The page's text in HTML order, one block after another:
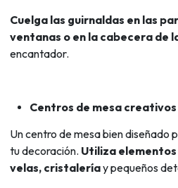
Cuelga las guirnaldas en las
ventanas o en la cabecera de
encantador.
Centros de mesa
Un centro de mesa bien diseñado
tu decoración. Utiliza
velas, cristaleríay pequeños